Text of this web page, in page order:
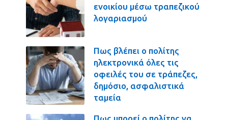
ενοικίου μέσω τραπεζικού
λογαριασμού
Πως βλέπει ο πολίτης
ηλεκτρονικά όλες τις
οφειλές του σε τράπεζες,
δημόσιο, ασφαλιστικά
ταμεία